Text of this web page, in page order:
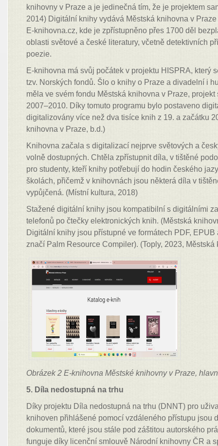
knihovny v Praze a je jedinečná tím, že je projektem
2014) Digitální knihy vydává Městská knihovna v
E-knihovna.cz, kde je zpřístupněno přes 1700 děl
oblasti světové a české literatury, včetně detektivních
poezie.
E-knihovna má svůj počátek v projektu HISPRA, který
tzv. Norských fondů. Šlo o knihy o Praze a divadelní i
měla ve svém fondu Městská knihovna v Praze,
2007–2010. Díky tomuto programu bylo postaveno
digitalizovány více než dva tisíce knih z 19. a začátku
knihovna v Praze, b.d.)
Knihovna začala s digitalizací nejprve světových a
volně dostupných. Chtěla zpřístupnit díla, v tištěné
pro studenty, kteří knihy potřebují do hodin českého
školách, přičemž v knihovnách jsou některá díla v
vypůjčená. (Místní kultura, 2018)
Stažené digitální knihy jsou kompatibilní s digitálními
telefonů po čtečky elektronických knih. (Městská
Digitální knihy jsou přístupné ve formátech PDF, EPUB
značí Palm Resource Compiler). (Toply, 2023, Městská
Obrázek 2 E-knihovna Městské knihovny v Praze,
5. Díla nedostupná na trhu
Díky projektu Díla nedostupná na trhu (DNNT) pro
knihoven přihlášené pomocí vzdáleného přístupu jsou
dokumentů, které jsou stále pod záštitou autorského
funguje díky licenční smlouvě Národní knihovny ČR a